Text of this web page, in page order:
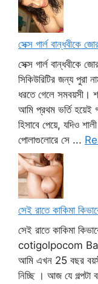
সেক্স গার্ল বান্ধবীকে
সেক্স গার্ল বান্ধবীকে
সিকিউরিটির জন্য পুরা
ধরতে গেলে
আমি প্রথম ভর্তি হয়েই
হিসাবে পেয়ে, যদিও
পোলাগুলোরে সে ...
সেই রাতে কাকিমা
সেই রাতে কাকিমা
cotigolpocom
আমি এখন 25 বছর
নিচ্ছি । আজ যে গল্পটা